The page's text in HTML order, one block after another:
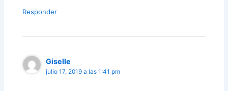
Responder
Giselle
julio 17, 2019 a las 1:41 pm